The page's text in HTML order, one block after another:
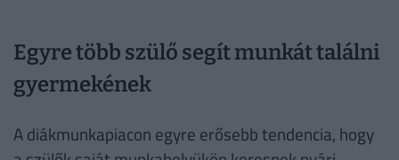
Egyre több szülő segít munkát találni
gyermekének
A diákmunkapiacon egyre erősebb tendencia, hogy